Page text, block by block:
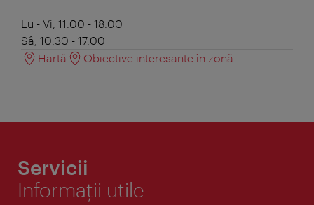
Lu - Vi, 11:00 - 18:00
Sâ, 10:30 - 17:00
Hartă
Obiective interesante în zonă
Servicii
Informaţii utile